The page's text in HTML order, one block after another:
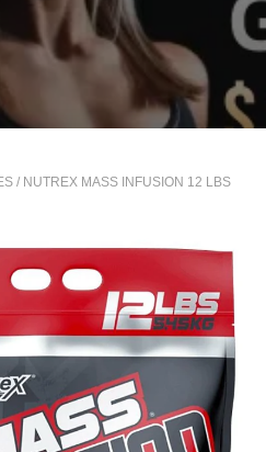
/ NUTREX MASS INFUSION 12 LBS